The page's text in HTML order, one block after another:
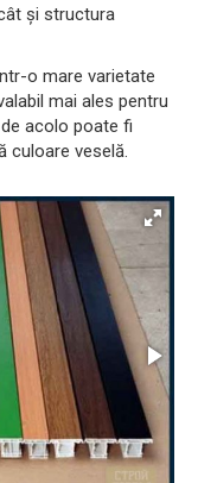
și structura
o mare varietate
mai ales pentru
acolo poate fi
culoare veselă.